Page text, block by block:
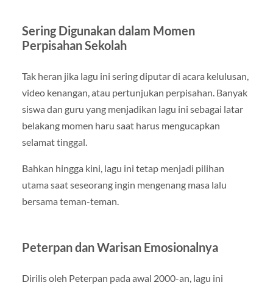
Sering Digunakan dalam Momen
Perpisahan Sekolah
Tak heran jika lagu ini sering diputar di acara kelulusan,
video kenangan, atau pertunjukan perpisahan. Banyak
siswa dan guru yang menjadikan lagu ini sebagai latar
belakang momen haru saat harus mengucapkan
selamat tinggal.
Bahkan hingga kini, lagu ini tetap menjadi pilihan
utama saat seseorang ingin mengenang masa lalu
bersama teman-teman.
Peterpan dan Warisan Emosionalnya
Dirilis oleh Peterpan pada awal 2000-an, lagu ini